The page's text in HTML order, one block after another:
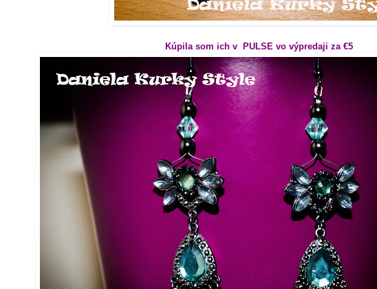
Kúpila som ich v PULSE vo výpredaji za €5